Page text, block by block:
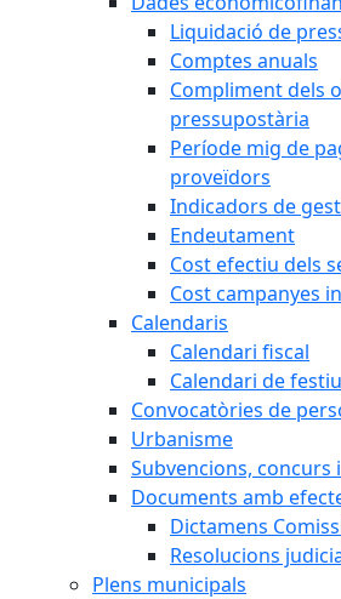
Liquidació de
Comptes anuals
Compliment dels
pressupostària
Període mig de
proveïdors
Indicadors de
Endeutament
Cost efectiu dels
Cost campanyes
Calendaris
Calendari fiscal
Calendari de
Convocatòries de
Urbanisme
Subvencions, concurs
Documents amb
Dictamens
Resolucions
Plens municipals